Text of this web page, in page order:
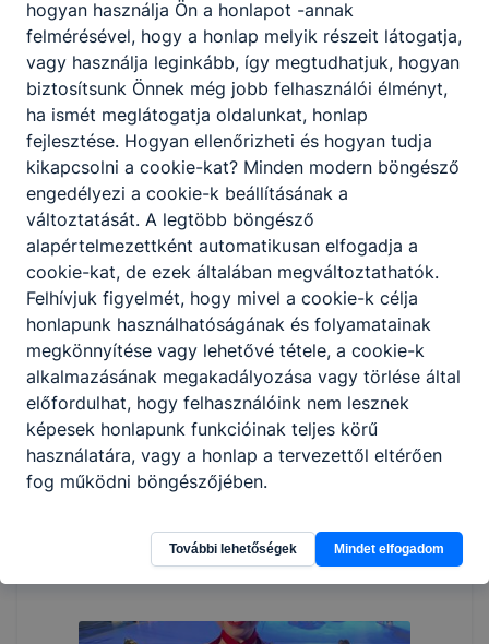
hogyan használja Ön a honlapot -annak
felmérésével, hogy a honlap melyik részeit látogatja,
vagy használja leginkább, így megtudhatjuk, hogyan
biztosítsunk Önnek még jobb felhasználói élményt,
ha ismét meglátogatja oldalunkat, honlap
fejlesztése. Hogyan ellenőrizheti és hogyan tudja
kikapcsolni a cookie-kat? Minden modern böngésző
engedélyezi a cookie-k beállításának a
változtatását. A legtöbb böngésző
alapértelmezettként automatikusan elfogadja a
cookie-kat, de ezek általában megváltoztathatók.
Felhívjuk figyelmét, hogy mivel a cookie-k célja
honlapunk használhatóságának és folyamatainak
megkönnyítése vagy lehetővé tétele, a cookie-k
alkalmazásának megakadályozása vagy törlése által
előfordulhat, hogy felhasználóink nem lesznek
képesek honlapunk funkcióinak teljes körű
használatára, vagy a honlap a tervezettől eltérően
fog működni böngészőjében.
További lehetőségek Mindet elfogadom